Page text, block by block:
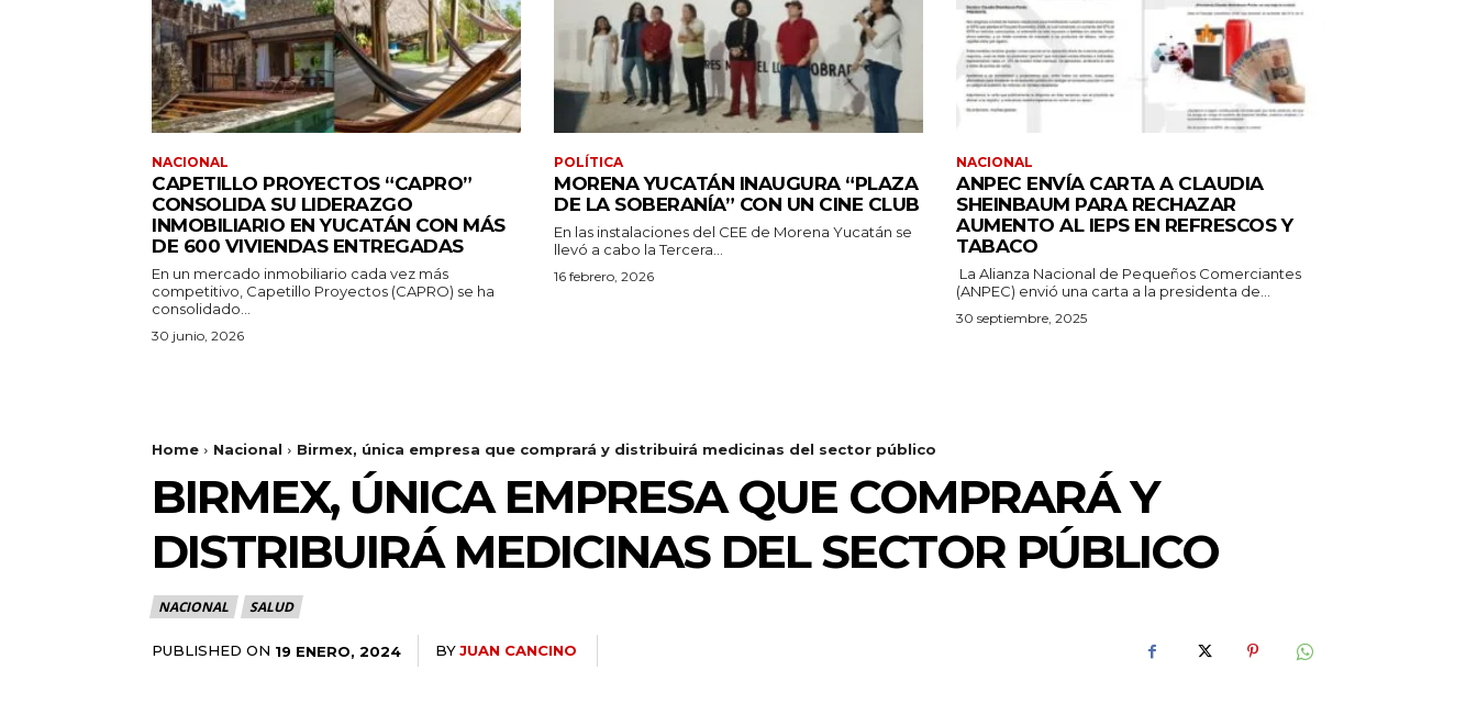
NACIONAL
CAPETILLO PROYECTOS “CAPRO”
CONSOLIDA SU LIDERAZGO
INMOBILIARIO EN YUCATÁN CON MÁS
DE 600 VIVIENDAS ENTREGADAS
En un mercado inmobiliario cada vez más
competitivo, Capetillo Proyectos (CAPRO) se ha
consolidado...
30 junio, 2026
POLÍTICA
MORENA YUCATÁN INAUGURA “PLAZA
DE LA SOBERANÍA” CON UN CINE CLUB
En las instalaciones del CEE de Morena Yucatán se
llevó a cabo la Tercera...
16 febrero, 2026
NACIONAL
ANPEC ENVÍA CARTA A CLAUDIA
SHEINBAUM PARA RECHAZAR
AUMENTO AL IEPS EN REFRESCOS Y
TABACO
La Alianza Nacional de Pequeños Comerciantes
(ANPEC) envió una carta a la presidenta de...
30 septiembre, 2025